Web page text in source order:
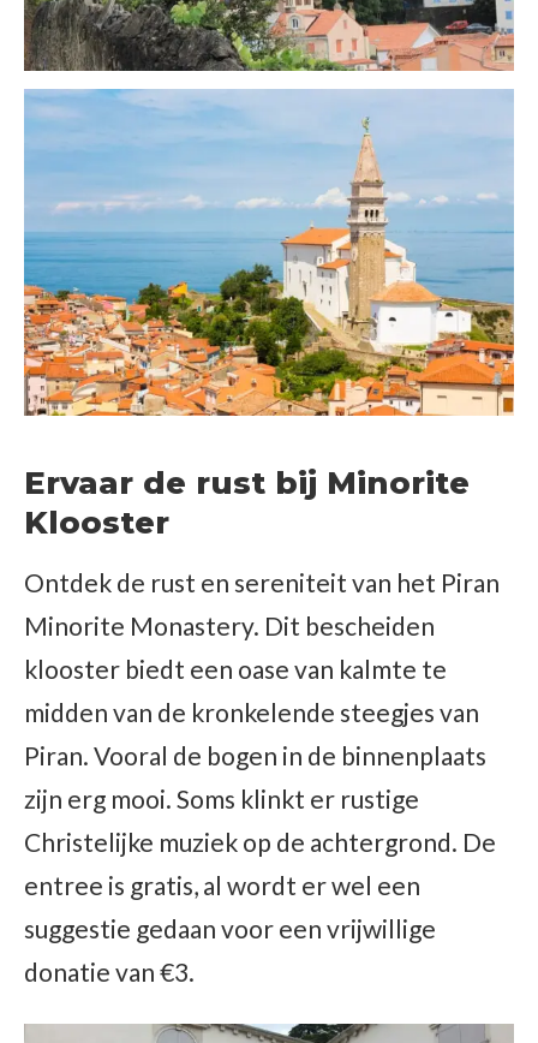
Ervaar de rust bij Minorite
Klooster
Ontdek de rust en sereniteit van het Piran
Minorite Monastery. Dit bescheiden
klooster biedt een oase van kalmte te
midden van de kronkelende steegjes van
Piran. Vooral de bogen in de binnenplaats
zijn erg mooi. Soms klinkt er rustige
Christelijke muziek op de achtergrond. De
entree is gratis, al wordt er wel een
suggestie gedaan voor een vrijwillige
donatie van €3.